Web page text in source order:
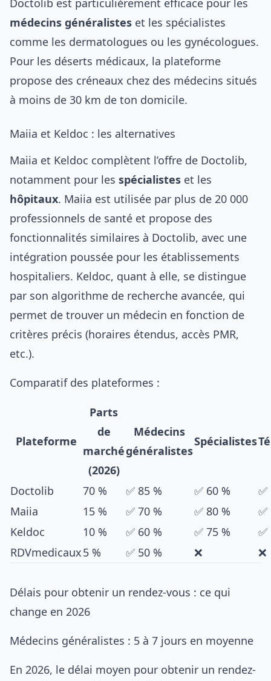
Doctolib est particulièrement efficace pour les
médecins généralistes et les spécialistes
comme les dermatologues ou les gynécologues.
Pour les déserts médicaux, la plateforme
propose des créneaux chez des médecins situés
à moins de 30 km de ton domicile.
Maiia et Keldoc : les alternatives
Maiia et Keldoc complètent l’offre de Doctolib,
notamment pour les spécialistes et les
hôpitaux. Maiia est utilisée par plus de 20 000
professionnels de santé et propose des
fonctionnalités similaires à Doctolib, avec une
intégration poussée pour les établissements
hospitaliers. Keldoc, quant à elle, se distingue
par son algorithme de recherche avancée, qui
permet de trouver un médecin en fonction de
critères précis (horaires étendus, accès PMR,
etc.).
Comparatif des plateformes :
Plateforme
Parts
de
marché
(2026)
Médecins
généralistes
Spécialistes
Doctolib 70 % ✅ 85 % ✅ 60 %
✅
Maiia
15 % ✅ 70 % ✅ 80 %
✅
Keldoc
10 % ✅ 60 % ✅ 75 %
✅
RDVmedicaux5 % ✅ 50 % ❌ ❌
Délais pour obtenir un rendez-vous : ce qui
change en 2026
Médecins généralistes : 5 à 7 jours en moyenne
En 2026, le délai moyen pour obtenir un rendez-